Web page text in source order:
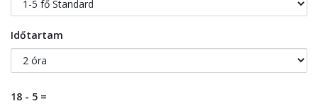
Időtartam
18 - 5 =